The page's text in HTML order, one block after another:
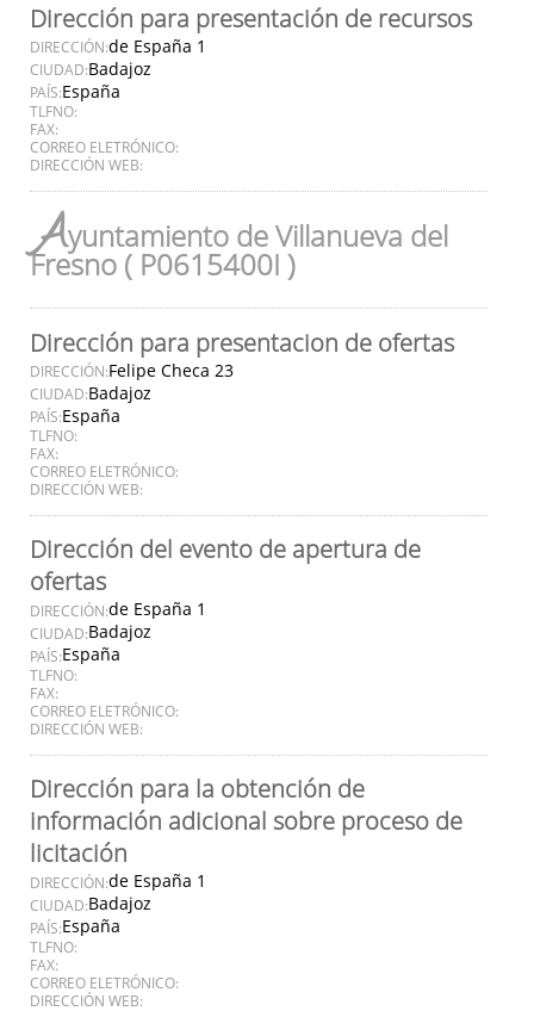
Dirección para presentación de recursos
DIRECCIÓN:de España 1
CIUDAD:Badajoz
PAÍS:España
TLFNO:
FAX:
CORREO ELETRÓNICO:
DIRECCIÓN WEB:
Ayuntamiento de Villanueva del
Fresno ( P0615400I )
Dirección para presentacion de ofertas
DIRECCIÓN:Felipe Checa 23
CIUDAD:Badajoz
PAÍS:España
TLFNO:
FAX:
CORREO ELETRÓNICO:
DIRECCIÓN WEB:
Dirección del evento de apertura de
ofertas
DIRECCIÓN:de España 1
CIUDAD:Badajoz
PAÍS:España
TLFNO:
FAX:
CORREO ELETRÓNICO:
DIRECCIÓN WEB:
Dirección para la obtención de
información adicional sobre proceso de
licitación
DIRECCIÓN:de España 1
CIUDAD:Badajoz
PAÍS:España
TLFNO:
FAX:
CORREO ELETRÓNICO:
DIRECCIÓN WEB: